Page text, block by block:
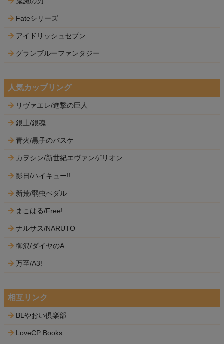
Fateシリーズ
アイドリッシュセブン
グランブルーファンタジー
人気カップリング
リヴァエレ/進撃の巨人
銀土/銀魂
青火/黒子のバスケ
カヲシン/新世紀エヴァンゲリオン
影日/ハイキュー!!
新荒/弱虫ペダル
まこはる/Free!
ナルサス/NARUTO
御沢/ダイヤのA
万至/A3!
相互リンク
BLやおい倶楽部
LoveCP Books